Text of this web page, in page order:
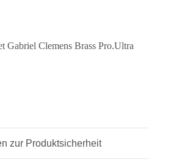
Gabriel Clemens Brass Pro.Ultra
zur Produktsicherheit